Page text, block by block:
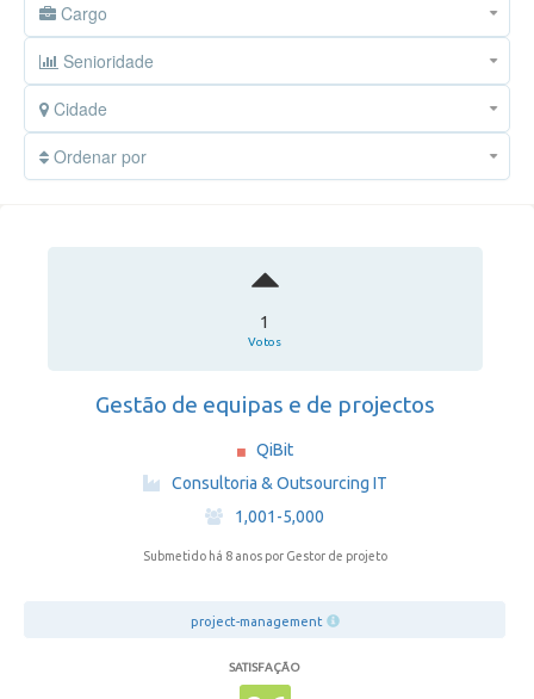
Cargo
Senioridade
Cidade
Ordenar por
1
Votos
Gestão de equipas e de projectos
QiBit
·
Consultoria & Outsourcing IT
·
1,001-5,000
Submetido há 8 anos por Gestor de projeto
project-management
SATISFAÇÃO